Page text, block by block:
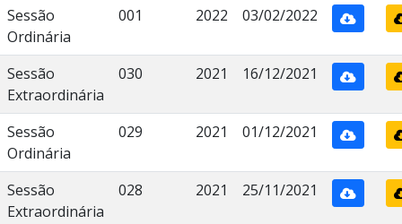
Sessão
Ordinária
001 2022 03/02/2022
Sessão
Extraordinária
030 2021 16/12/2021
Sessão
Ordinária
029 2021 01/12/2021
Sessão
Extraordinária
028 2021 25/11/2021